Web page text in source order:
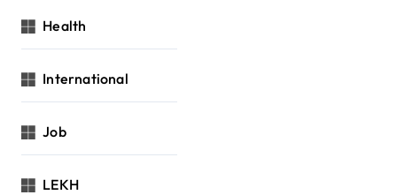
Health
International
Job
LEKH